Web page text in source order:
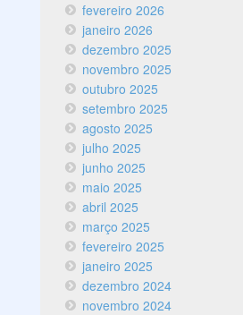
fevereiro 2026
janeiro 2026
dezembro 2025
novembro 2025
outubro 2025
setembro 2025
agosto 2025
julho 2025
junho 2025
maio 2025
abril 2025
março 2025
fevereiro 2025
janeiro 2025
dezembro 2024
novembro 2024